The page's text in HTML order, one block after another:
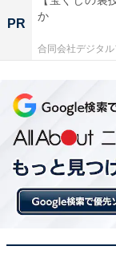
PR
か
合同会社デジタル